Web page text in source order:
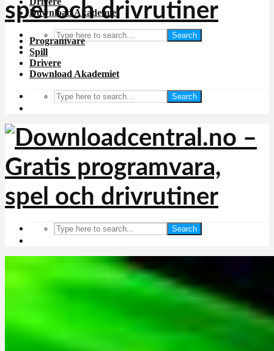
Download Akademiet
Search
Programvare
Spill
Drivere
Download Akademiet
Search
Search